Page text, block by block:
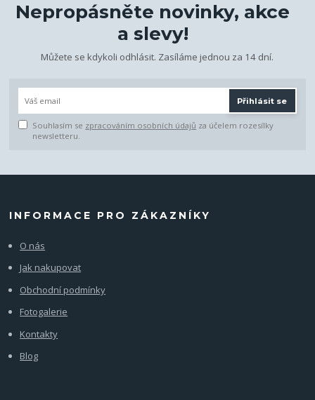
Nepropásněte novinky, akce
a slevy!
Můžete se kdykoli odhlásit. Zasíláme jednou za 14 dní.
Přihlásit se
Souhlasím se zpracováním osobních údajů za účelem rozesílky
newsletteru.
INFORMACE PRO ZÁKAZNÍKY
O nás
Jak nakupovat
Obchodní podmínky
Fotogalerie
Kontakty
Blog